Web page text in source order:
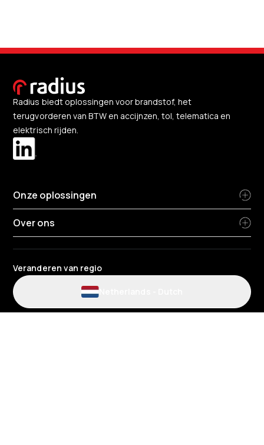
Radius biedt oplossingen voor brandstof, het
terugvorderen van BTW en accijnzen, tol, telematica en
elektrisch rijden.
Onze oplossingen
Over ons
Veranderen van regio